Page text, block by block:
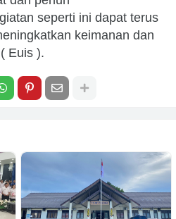
seperti ini dapat terus
keimanan dan
Euis ).